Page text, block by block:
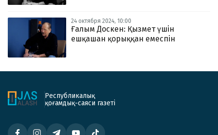
24 октября 2024, 10:00
Ғалым Доскен: Қызмет үшін
ешқашан қорыққан емеспін
Республикалық
қоғамдық-саяси газеті